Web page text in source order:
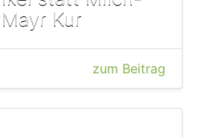
Kur
zum Beitrag